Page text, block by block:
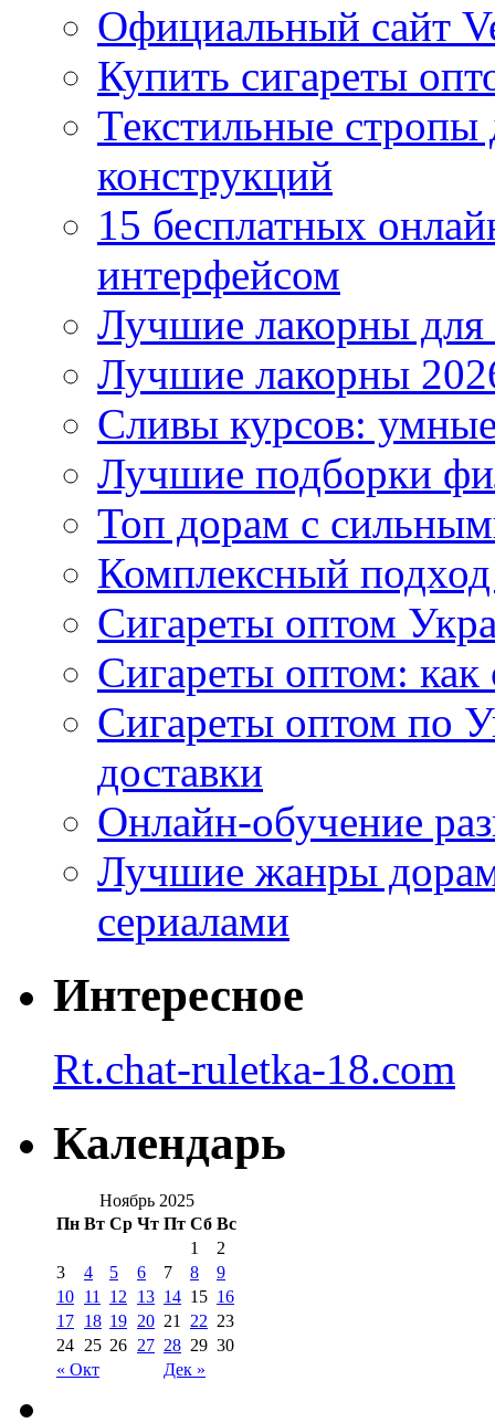
Официальный сайт
Купить сигареты
Текстильные
конструкций
15 бесплатных
интерфейсом
Лучшие лакорны для
Лучшие лакорны
Сливы курсов:
Лучшие подборки
Топ дорам с
Комплексный
Сигареты оптом
Сигареты оптом: как
Сигареты оптом по
доставки
Онлайн-обучение
Лучшие жанры дорам
сериалами
Интересное
Rt.chat-ruletka-18.com
Календарь
Ноябрь 2025
Пн Вт Ср Чт Пт Сб Вс
« Окт Дек »
1
2
3
4 5 6 7 8
9
10 11 12 13 14 15 16
17 18 19 20 21 22 23
24 25 26 27 28 29 30